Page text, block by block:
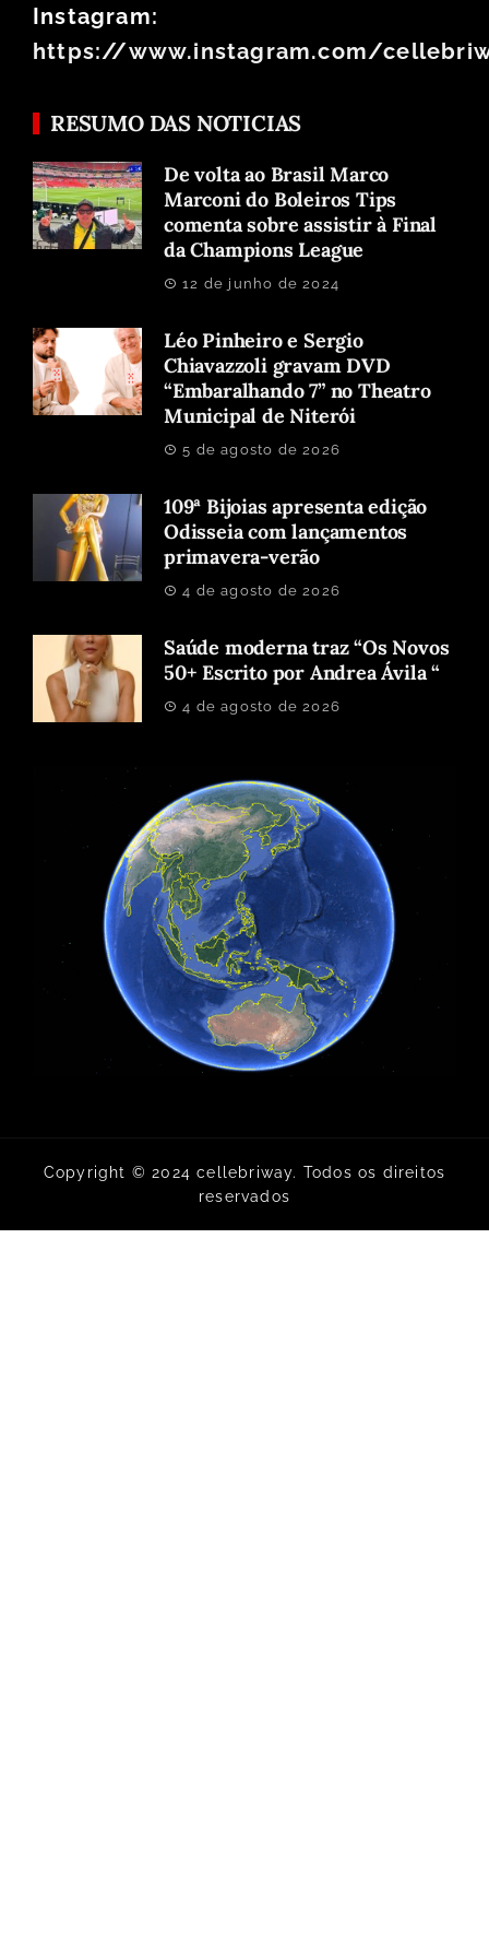
Instagram:
https://www.instagram.com/
RESUMO DAS NOTICIAS
De volta ao Brasil Marco
Marconi do Boleiros Tips
comenta sobre assistir à Final
da Champions League
12 de junho de 2024
Léo Pinheiro e Sergio
Chiavazzoli gravam DVD
“Embaralhando 7” no Theatro
Municipal de Niterói
5 de agosto de 2026
109ª Bijoias apresenta edição
Odisseia com lançamentos
primavera-verão
4 de agosto de 2026
Saúde moderna traz “Os Novos
50+ Escrito por Andrea Ávila “
4 de agosto de 2026
Copyright © 2024 cellebriway. Todos os direitos
reservados